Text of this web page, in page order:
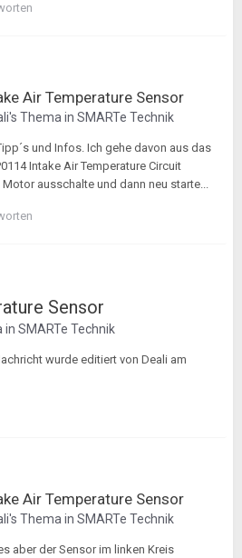
Air Temperature Sensor
's Thema in SMARTe Technik
und Infos. Ich gehe davon aus das
Intake Air Temperature Circuit
ausschalte und dann neu starte...
Sensor
in SMARTe Technik
wurde editiert von Deali am
Air Temperature Sensor
's Thema in SMARTe Technik
aber der Sensor im linken Kreis